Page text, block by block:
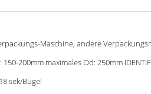
Maschine, andere
150-200mm maximales Od: 250mm
sek/Bügel